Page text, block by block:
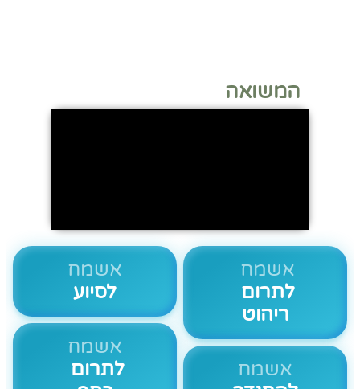
המשואה
אשמח
לתרום
ריהוט
אשמח
אשמח
לסיוע
אשמח
לתרום